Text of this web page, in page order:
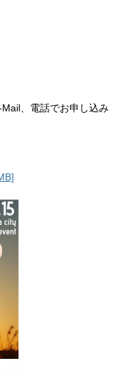
、電話でお申し込み